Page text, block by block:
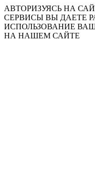
АВТОРИЗУЯСЬ НА
СЕРВИСЫ ВЫ ДАЕТЕ
ИСПОЛЬЗОВАНИЕ
НА НАШЕМ САЙТЕ